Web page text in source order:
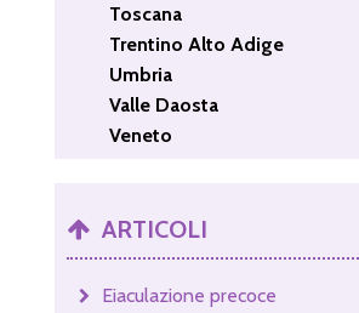
Toscana
Trentino Alto Adige
Umbria
Valle Daosta
Veneto
ARTICOLI
Eiaculazione precoce